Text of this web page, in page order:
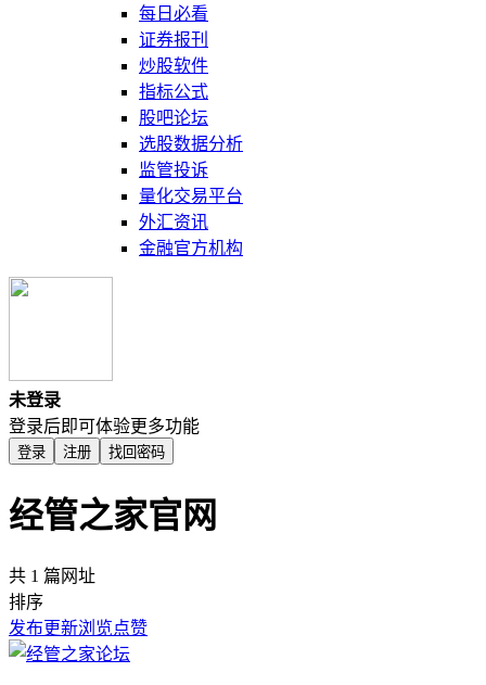
每日必看
证券报刊
炒股软件
指标公式
股吧论坛
选股数据分析
监管投诉
量化交易平台
外汇资讯
金融官方机构
未登录
登录后即可体验更多功能
登录 注册 找回密码
经管之家官网
共 1 篇网址
排序
发布更新浏览点赞